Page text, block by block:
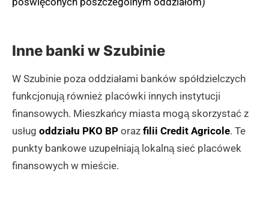
Inne banki w Szubinie
W Szubinie poza oddziałami banków spółdzielczych
funkcjonują również placówki innych instytucji
finansowych. Mieszkańcy miasta mogą skorzystać z
usług oddziału PKO BP oraz filii Credit Agricole. Te
punkty bankowe uzupełniają lokalną sieć placówek
finansowych w mieście.